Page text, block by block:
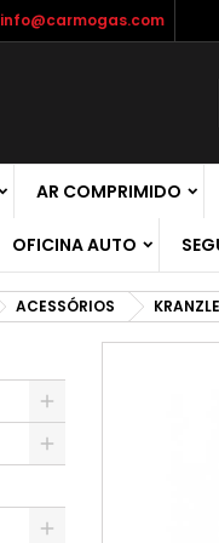
info@carmogas.com
AR COMPRIMIDO
OFICINA AUTO
ACESSÓRIOS KRANZLE